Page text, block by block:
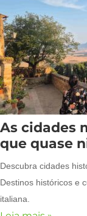
As cidades
que quase
Descubra cidades
Destinos históricos e
italiana.